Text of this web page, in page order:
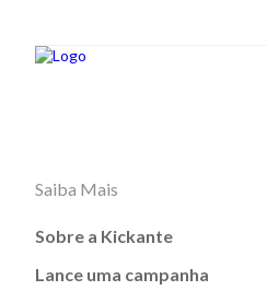
Saiba Mais
Sobre a Kickante
Lance uma campanha